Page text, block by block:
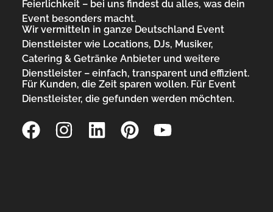
Feierlichkeit – bei uns findest du alles, was dein
Event besonders macht.
Wir vermitteln in ganze Deutschland Event
Dienstleister wie Locations, DJs, Musiker,
Catering & Getränke Anbieter und weitere
Dienstleister – einfach, transparent und effizient.
Für Kunden, die Zeit sparen wollen. Für Event
Dienstleister, die gefunden werden möchten.